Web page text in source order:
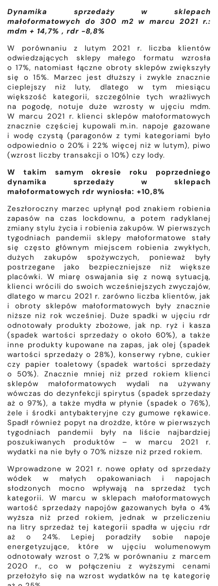
Dynamika sprzedaży w sklepach
małoformatowych do 300 m2 w marcu 2021 r.:
mdm + 14,7% , rdr -8,8%
W porównaniu z lutym 2021 r. liczba klientów
odwiedzających sklepy małego formatu wzrosła
o 17%, natomiast łączne obroty sklepów zwiększyły
się o 15%. Marzec jest dłuższy i zwykle znacznie
cieplejszy niż luty, dlatego w tym miesiącu
większość kategorii, szczególnie tych wrażliwych
na pogodę, notuje duże wzrosty w ujęciu mdm.
W marcu 2021 r. klienci sklepów małoformatowych
znacznie częściej kupowali m.in. napoje gazowane
i wodę czystą (paragonów z tymi kategoriami było
odpowiednio o 20% i 22% więcej niż w lutym), piwo
(wzrost liczby transakcji o 10%) czy lody.
W takim samym okresie roku poprzedniego
dynamika sprzedaży w sklepach
małoformatowych rdr wyniosła: +10,8%
Zeszłoroczny marzec upłynął pod znakiem robienia
zapasów na czas lockdownu, a potem radyklanej
zmiany stylu życia i robienia zakupów. W pierwszych
tygodniach pandemii sklepy małoformatowe stały
się często głównym miejscem robienia zwykłych,
dużych zakupów spożywczych, ponieważ były
postrzegane jako bezpieczniejsze niż większe
placówki. W miarę oswajania się z nową sytuacją,
klienci wrócili do swoich wcześniejszych zwyczajów,
dlatego w marcu 2021 r. zarówno liczba klientów, jak
i obroty sklepów małoformatowych były znacznie
niższe niż rok wcześniej. Duże spadki w ujęciu rdr
odnotowały produkty zbożowe, jak np. ryż i kasza
(spadek wartości sprzedaży o około 60%), a także
inne produkty kupowane na zapas, jak olej (spadek
wartości sprzedaży o 28%), konserwy rybne, cukier
czy papier toaletowy (spadek wartości sprzedaży
o 50%). Znacznie mniej niż przed rokiem klienci
sklepów małoformatowych wydali na używany
wówczas do dezynfekcji spirytus (spadek sprzedaży
aż o 97%), a także mydła w płynie (spadek o 76%),
żele i środki antybakteryjne czy gumowe rękawice.
Spadł również popyt na drożdże, które w pierwszych
tygodniach pandemii były na liście najbardziej
poszukiwanych produktów – w marcu 2021 r.
wydatki na nie były o 70% niższe niż przed rokiem.
Wprowadzone w 2021 r. nowe opłaty od sprzedaży
wódek w małych opakowaniach i napojach
słodzonych mocno wpływają na sprzedaż tych
kategorii. W marcu w sklepach małoformatowych
wartość sprzedaży napojów gazowanych była o 4%
wyższa niż przed rokiem, jednak w przeliczeniu
na litry sprzedaż tej kategorii spadła w ujęciu rdr
aż o 24%. Lepiej poradziły sobie napoje
energetyzujące, które w ujęciu wolumenowym
odnotowały wzrost o 7,2% w porównaniu z marcem
2020 r., co w połączeniu z wyższymi cenami
przełożyło się na wzrost wydatków na tę kategorię